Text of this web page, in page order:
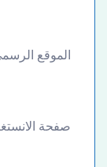
الموقع
صفحة